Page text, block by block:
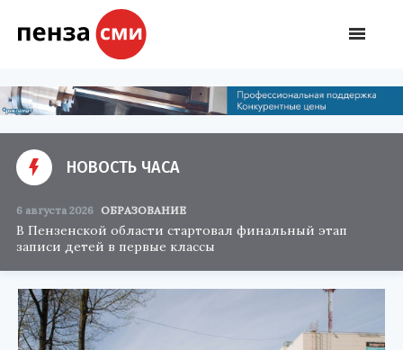
НОВОСТЬ ЧАСА
6 августа 2026 ОБРАЗОВАНИЕ
В Пензенской области стартовал финальный этап
записи детей в первые классы